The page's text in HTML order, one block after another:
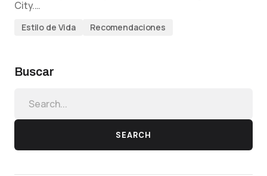
City.…
Estilo de Vida Recomendaciones
Buscar
SEARCH